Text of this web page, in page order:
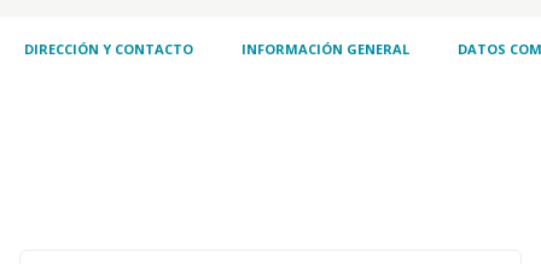
DIRECCIÓN Y CONTACTO INFORMACIÓN GENERAL DATOS